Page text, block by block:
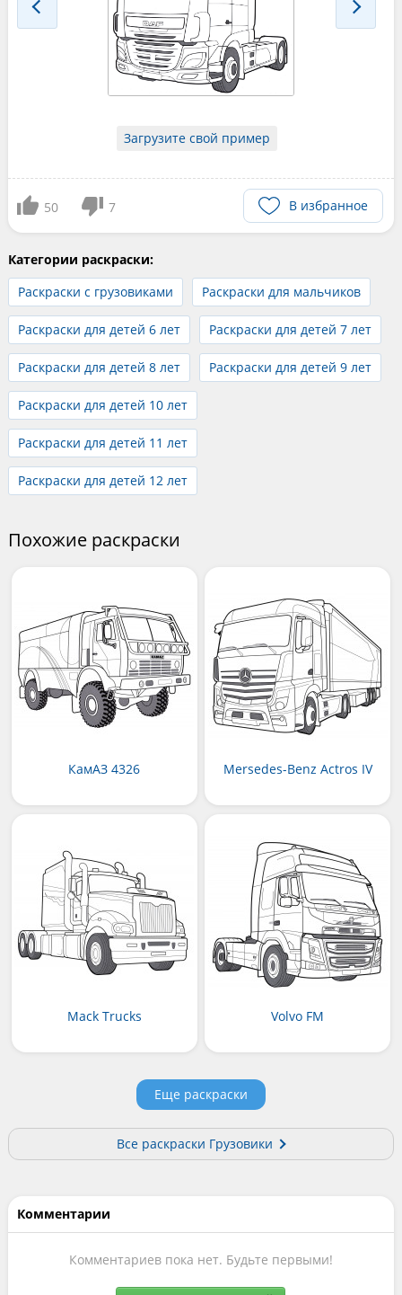
Загрузите свой пример
50 7 В избранное
Категории раскраски:
Раскраски с грузовиками
Раскраски для мальчиков
Раскраски для детей 6 лет Раскраски для детей 7 лет
Раскраски для детей 8 лет Раскраски для детей 9 лет
Раскраски для детей 10 лет
Раскраски для детей 11 лет
Раскраски для детей 12 лет
Похожие раскраски
КамАЗ 4326 Mersedes-Benz Actros IV
Mack Trucks Volvo FM
Еще раскраски
Все раскраски Грузовики
Комментарии
Комментариев пока нет. Будьте первыми!